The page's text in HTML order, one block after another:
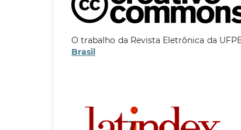
O trabalho da Revista Eletrônica da
Brasil